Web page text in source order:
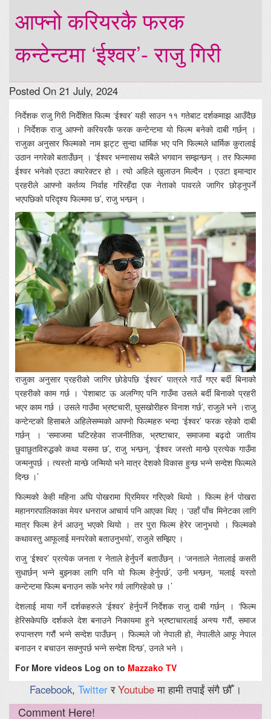
आफ्नो करियरकै फरक
कन्टेन्टमा ‘ईश्वर’- राजु गिरी
Posted On 21 July, 2024
निर्देशक राजु गिरी निर्देशित फिल्म ‘ईश्वर’ यही साउन ११ गतेबाट दर्शकमाझ आउँदैछ
। निर्देशक राजु आफ्नो करियरकै फरक कन्टेन्टमा यो फिल्म बनेको दाबी गर्छन् ।
राजुका अनुसार फिल्मको नाम झट्ट सुन्दा धार्मिक भए पनि फिल्मले धार्मिक कुरालाई
उठान नगरेको बताउँछन् । ‘ईश्वर भन्नासाथ सबैले भगवान सम्झन्छन् । तर फिल्ममा
ईश्वर भनेको एउटा क्यारेक्टर हो । त्यो अहिले खुलाउन मिल्दैन । एउटा इमान्दार
प्रहरीले आफ्नो कर्तव्य निर्वाह गरिरहँदा एक नेताको पावरले जागिर छोड्नुपर्ने
भएपछिको परिदृश्य फिल्ममा छ’, राजु भन्छन् ।
राजुका अनुसार प्रहरीको जागिर छोडेपछि ‘ईश्वर’ पात्रले गाउँ गएर बर्दी बिनाको
प्रहरीको काम गर्छ । ‘पेशाबाट ऊ अलग्गिए पनि गाउँमा उसले बर्दी बिनाको प्रहरी
भएर काम गर्छ । उसले गाउँमा भ्रष्टचारी, घुसखोरीहरु विनाश गर्छ’, राजुले भने ।राजु
कन्टेन्टको हिसाबले अहिलेसम्मको आफ्नो फिल्महरु भन्दा ‘ईश्वर’ फरक रहेको दाबी
गर्छन् । ‘समाजमा घटिरहेका राजनीतिक, भ्रष्टाचार, समाजमा बढ्दो जातीय
छुवाछुतविरुद्धको कथा यसमा छ’, राजु भन्छन्, ‘ईश्वर जस्तो मान्छे प्रत्येक गाउँमा
जन्मनुपर्छ । त्यस्तो मान्छे जन्मियो भने मात्र देशको विकास हुन्छ भन्ने सन्देश फिल्मले
दिन्छ ।’
फिल्मको केही महिना अघि पोखरामा प्रिमियर गरिएको थियो । फिल्म हेर्न पोखरा
महानगरपालिकाका मेयर धनराज आचार्य पनि आएका थिए । ‘उहाँ पाँच मिनेटका लागि
मात्र फिल्म हेर्न आउनु भएको थियो । तर पुरा फिल्म हेरेर जानुभयो । फिल्मको
कथावस्तु आफूलाई मनपरेको बताउनुभयो’, राजुले सम्झिए ।
राजु ‘ईश्वर’ प्रत्येक जनता र नेताले हेर्नुपर्ने बताउँछन् । ‘जनताले नेतालाई कसरी
सुधार्छन् भन्ने बुझ्नका लागि पनि यो फिल्म हेर्नुपर्छ’, उनी भन्छन्, ‘मलाई यस्तो
कन्टेन्टमा फिल्म बनाउन सकें भनेर गर्व लागिरहेको छ ।’
देशलाई माया गर्ने दर्शकहरुले ‘ईश्वर’ हेर्नुपर्ने निर्देशक राजु दाबी गर्छन् । ‘फिल्म
हेरिसकेपछि दर्शकले देश बनाउने निकायमा हुने भ्रष्टाचारलाई अन्त्य गरौं, समाज
रुपान्तरण गरौं भन्ने सन्देश पाउँछन् । फिल्मले जो नेपाली हो, नेपालीले आफू नेपाल
बनाउन र बचाउन सक्नुपर्छ भन्ने सन्देश दिन्छ’, उनले भने ।
For More videos Log on to Mazzako TV
Facebook, TwitterरYoutubeमा हामी तपाईं संगै छौँ ।
Comment Here!